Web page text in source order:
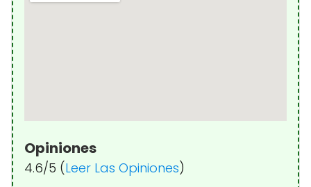
Opiniones
4.6/5 (Leer Las Opiniones)